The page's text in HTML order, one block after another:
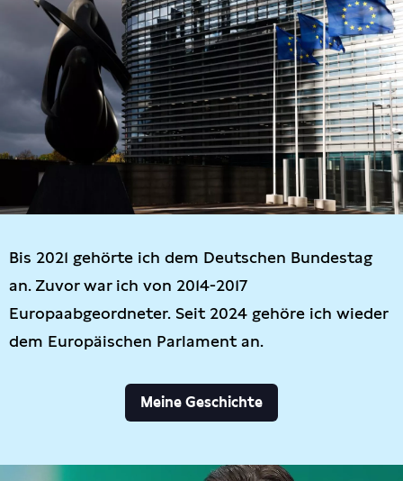
Bis 2021 gehörte ich dem Deutschen Bundestag
an. Zuvor war ich von 2014-2017
Europaabgeordneter. Seit 2024 gehöre ich wieder
dem Europäischen Parlament an.
Meine Geschichte